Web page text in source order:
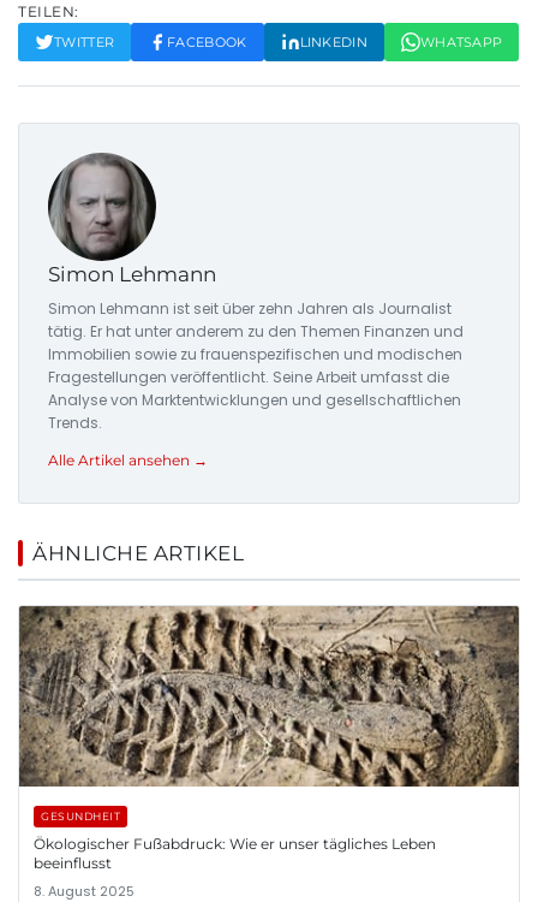
TEILEN:
TWITTER FACEBOOK LINKEDIN WHATSAPP
Simon Lehmann
Simon Lehmann ist seit über zehn Jahren als Journalist
tätig. Er hat unter anderem zu den Themen Finanzen und
Immobilien sowie zu frauenspezifischen und modischen
Fragestellungen veröffentlicht. Seine Arbeit umfasst die
Analyse von Marktentwicklungen und gesellschaftlichen
Trends.
Alle Artikel ansehen →
ÄHNLICHE ARTIKEL
GESUNDHEIT
Ökologischer Fußabdruck: Wie er unser tägliches Leben
beeinflusst
8. August 2025